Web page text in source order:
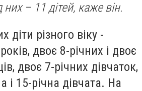
– 11 дітей, каже він.
діти різного віку -
двоє 8-річних і двоє
двоє 7-річних дівчаток,
і 15-річна дівчата. На